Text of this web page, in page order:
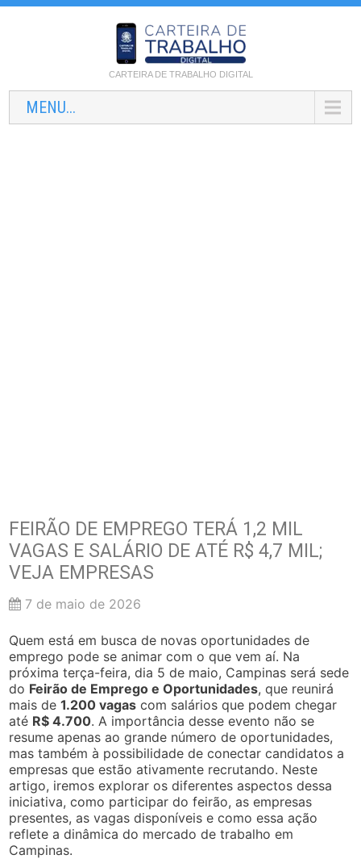
CARTEIRA DE TRABALHO DIGITAL
MENU...
FEIRÃO DE EMPREGO TERÁ 1,2 MIL
VAGAS E SALÁRIO DE ATÉ R$ 4,7 MIL;
VEJA EMPRESAS
7 de maio de 2026
Quem está em busca de novas oportunidades de
emprego pode se animar com o que vem aí. Na
próxima terça-feira, dia 5 de maio, Campinas será sede
do Feirão de Emprego e Oportunidades, que reunirá
mais de1.200 vagas com salários que podem chegar
até R$ 4.700. A importância desse evento não se
resume apenas ao grande número de oportunidades,
mas também à possibilidade de conectar candidatos a
empresas que estão ativamente recrutando. Neste
artigo, iremos explorar os diferentes aspectos dessa
iniciativa, como participar do feirão, as empresas
presentes, as vagas disponíveis e como essa ação
reflete a dinâmica do mercado de trabalho em
Campinas.